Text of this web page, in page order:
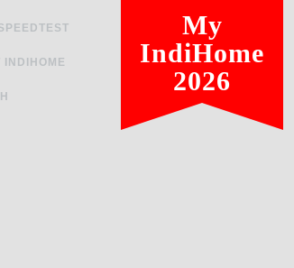
INDIHOME
My
IndiHome
2026